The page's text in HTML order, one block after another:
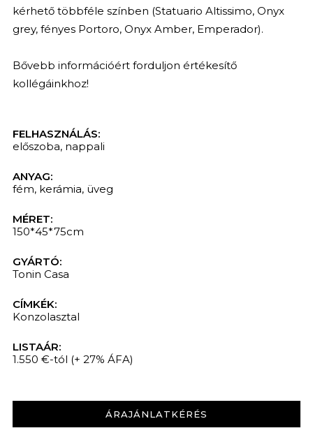
kérhető többféle színben (Statuario Altissimo, Onyx
grey, fényes Portoro, Onyx Amber, Emperador).
Bővebb információért forduljon értékesítő
kollégáinkhoz!
FELHASZNÁLÁS:
előszoba, nappali
ANYAG:
fém, kerámia, üveg
MÉRET:
150*45*75cm
GYÁRTÓ:
Tonin Casa
CÍMKÉK:
Konzolasztal
LISTAÁR:
1.550 €-tól (+ 27% ÁFA)
ÁRAJÁNLATKÉRÉS